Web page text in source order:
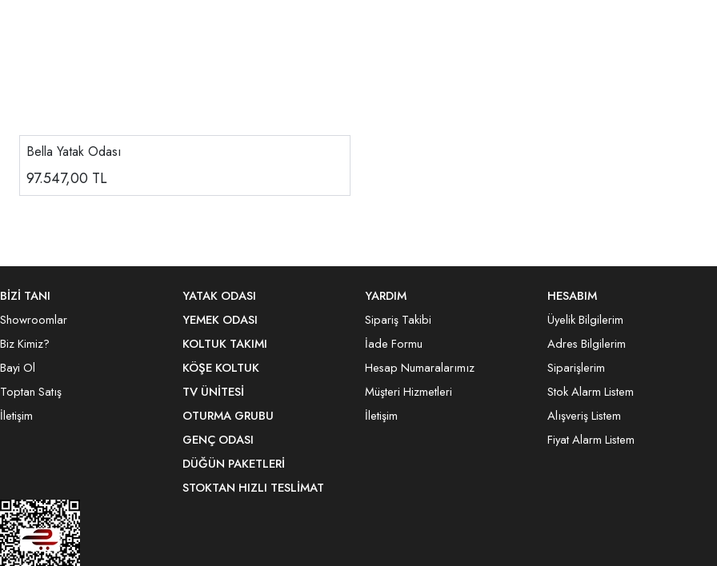
Bella Yatak Odası
97.547,00 TL
BİZİ TANI
Showroomlar
Biz Kimiz?
Bayi Ol
Toptan Satış
İletişim
YATAK ODASI
YEMEK ODASI
KOLTUK TAKIMI
KÖŞE KOLTUK
TV ÜNITESI
OTURMA GRUBU
GENÇ ODASI
DÜĞÜN PAKETLERI
STOKTAN HIZLI TESLIMAT
YARDIM
Sipariş Takibi
İade Formu
Hesap Numaralarımız
Müşteri Hizmetleri
İletişim
HESABIM
Üyelik Bilgilerim
Adres Bilgilerim
Siparişlerim
Stok Alarm Listem
Alışveriş Listem
Fiyat Alarm Listem